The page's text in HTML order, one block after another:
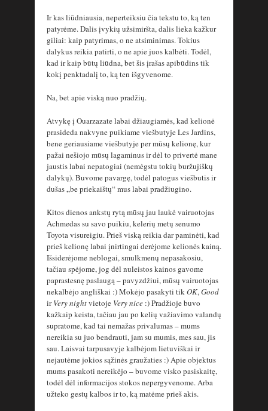
Ir kas liūdniausia, neperteiksiu čia tekstu to, ką ten
patyrėme. Dalis įvykių užsimiršta, dalis lieka kažkur
giliai: kaip patyrimas, o ne atsiminimas. Tokius
dalykus reikia patirti, o ne apie juos kalbėti. Todėl,
kad ir kaip būtų liūdna, bet šis įrašas apibūdins tik
kokį penktadalį to, ką ten išgyvenome.
Na, bet apie viską nuo pradžių.
Atvykę į Ouarzazate labai džiaugiamės, kad kelionė
prasideda nakvyne puikiame viešbutyje Les Jardins,
bene geriausiame viešbutyje per mūsų kelionę, kur
pažai nešiojo mūsų lagaminus ir dėl to privertė mane
jaustis labai nepatogiai (nemėgstu tokių buržujiškų
dalykų). Buvome pavargę, todėl patogus viešbutis ir
dušas „be priekaištų“ mus labai pradžiugino.
Kitos dienos ankstų rytą mūsų jau laukė vairuotojas
Achmedas su savo puikiu, kelerių metų senumo
Toyota visureigiu. Prieš viską reikia dar paminėti, kad
prieš kelionę labai įnirtingai derėjome kelionės kainą.
Išsiderėjome neblogai, smulkmenų nepasakosiu,
tačiau spėjome, jog dėl nuleistos kainos gavome
paprastesnę paslaugą – pavyzdžiui, mūsų vairuotojas
nekalbėjo angliškai :) Mokėjo pasakyti tikOK,Good
irVery nightvietoje Very nice :) Pradžioje buvo
kažkaip keista, tačiau jau po kelių važiavimo valandų
supratome, kad tai nemažas privalumas – mums
nereikia su juo bendrauti, jam su mumis, mes sau, jis
sau. Laisvai tarpusavyje kalbėjom lietuviškai ir
nejautėme jokios sąžinės graužaties :) Apie objektus
mums pasakoti nereikėjo – buvome visko pasiskaitę,
todėl dėl informacijos stokos nepergyvenome. Arba
užteko gestų kalbos ir to, ką matėme prieš akis.